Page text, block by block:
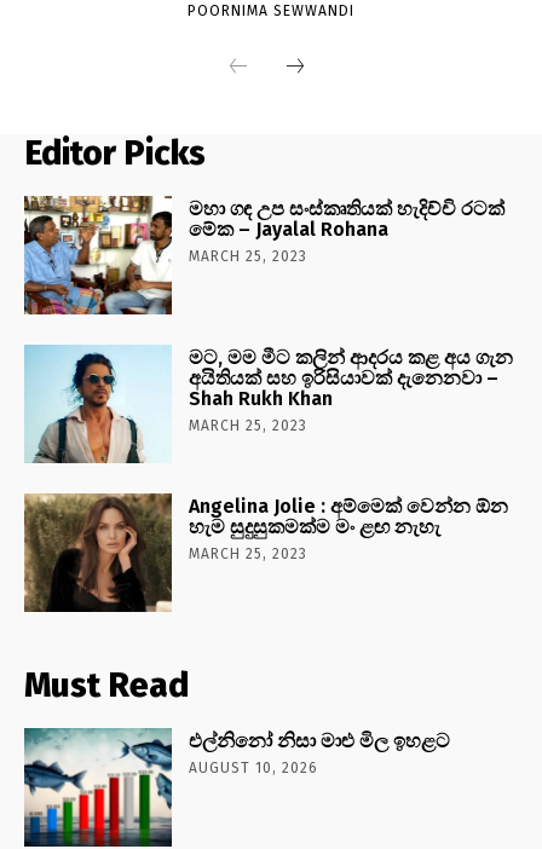
POORNIMA SEWWANDI
Editor Picks
මහා ගඳ උප සංස්කෘතියක් හැදිච්චි රටක්
මේක – Jayalal Rohana
MARCH 25, 2023
මට, මම මීට කලින් ආදරය කළ අය ගැන
අයිතියක් සහ ඉරිසියාවක් දැනෙනවා –
Shah Rukh Khan
MARCH 25, 2023
Angelina Jolie : අම්මෙක් වෙන්න ඕන
හැම සුදුසුකමක්ම මං ළඟ නැහැ
MARCH 25, 2023
Must Read
එල්නිනෝ නිසා මාළු මිල ඉහළට
AUGUST 10, 2026